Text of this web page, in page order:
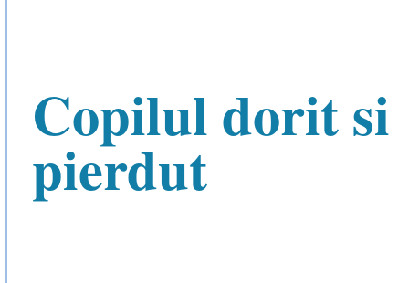
Copilul dorit si
pierdut